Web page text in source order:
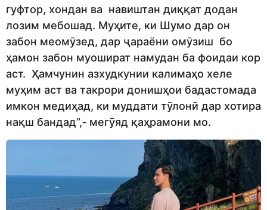
гуфтор, хондан ва навиштан диққат додан
лозим мебошад. Муҳите, ки Шумо дар он
забон меомӯзед, дар ҷараёни омӯзиш бо
ҳамон забон муошират намудан ба фоидаи кор
аст. Ҳамчунин азхудкунии калимаҳо хеле
муҳим аст ва такрори донишҳои бадастомада
имкон медиҳад, ки муддати тӯлонӣ дар хотира
нақш бандад”,‑ мегӯяд қаҳрамони мо.